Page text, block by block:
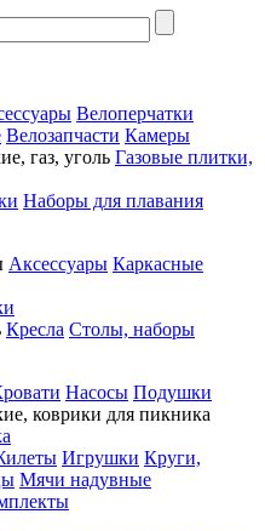
Велоперчатки
Велозапчасти Камеры
газ, уголь Газовые плитки,
Наборы для плавания
Аксессуары Каркасные
Кресла Столы, наборы
Насосы Подушки
коврики для пикника
Игрушки Круги,
Мячи надувные